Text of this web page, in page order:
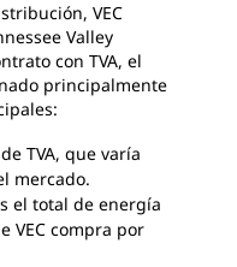
VEC
Valley
con TVA, el
principalmente
TVA, que varía
mercado.
el total de energía
VEC compra por